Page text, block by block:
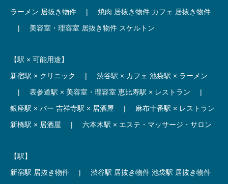
ラーメン 居抜き物件
| 焼肉 居抜き物件 カフェ 居抜き物件
|
美容室・理容室 居抜き物件 スケルトン
【駅 × 可能用途】
新宿駅 × クリニック
| 渋谷駅 × カフェ 池袋駅 × ラーメン
|
表参道駅 × 美容室・理容室 恵比寿駅 × レストラン
|
銀座駅 × バー 吉祥寺駅 × 居酒屋 |
麻布十番駅 × レストラン
新橋駅 × 居酒屋
| 六本木駅 × エステ・マッサージ・サロン
【駅】
新宿駅 居抜き物件
| 渋谷駅 居抜き物件 池袋駅 居抜き物件